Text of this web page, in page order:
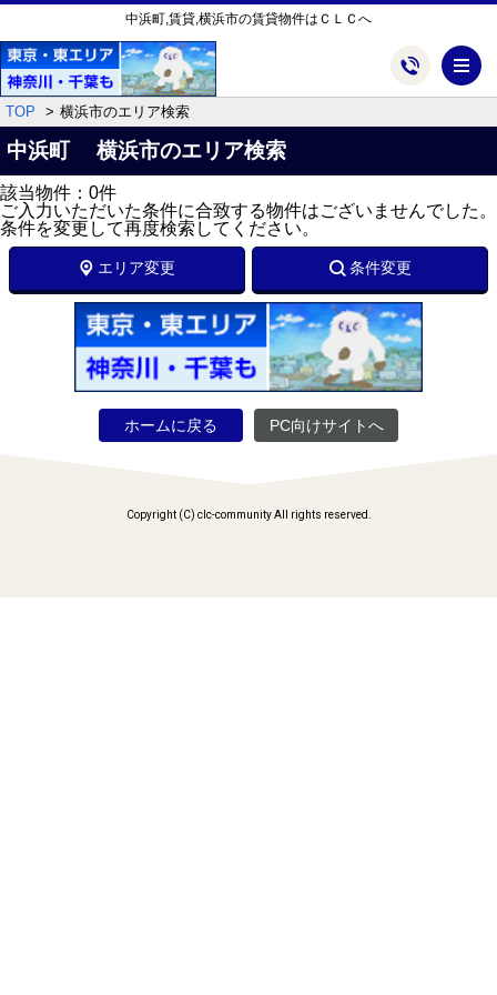
中浜町,賃貸,横浜市の賃貸物件はＣＬＣへ
TOP 横浜市のエリア検索
中浜町 横浜市のエリア検索
該当物件：0件
ご入力いただいた条件に合致する物件はございませんでした。
条件を変更して再度検索してください。
エリア変更 条件変更
ホームに戻る PC向けサイトへ
Copyright (C) clc-community All rights reserved.